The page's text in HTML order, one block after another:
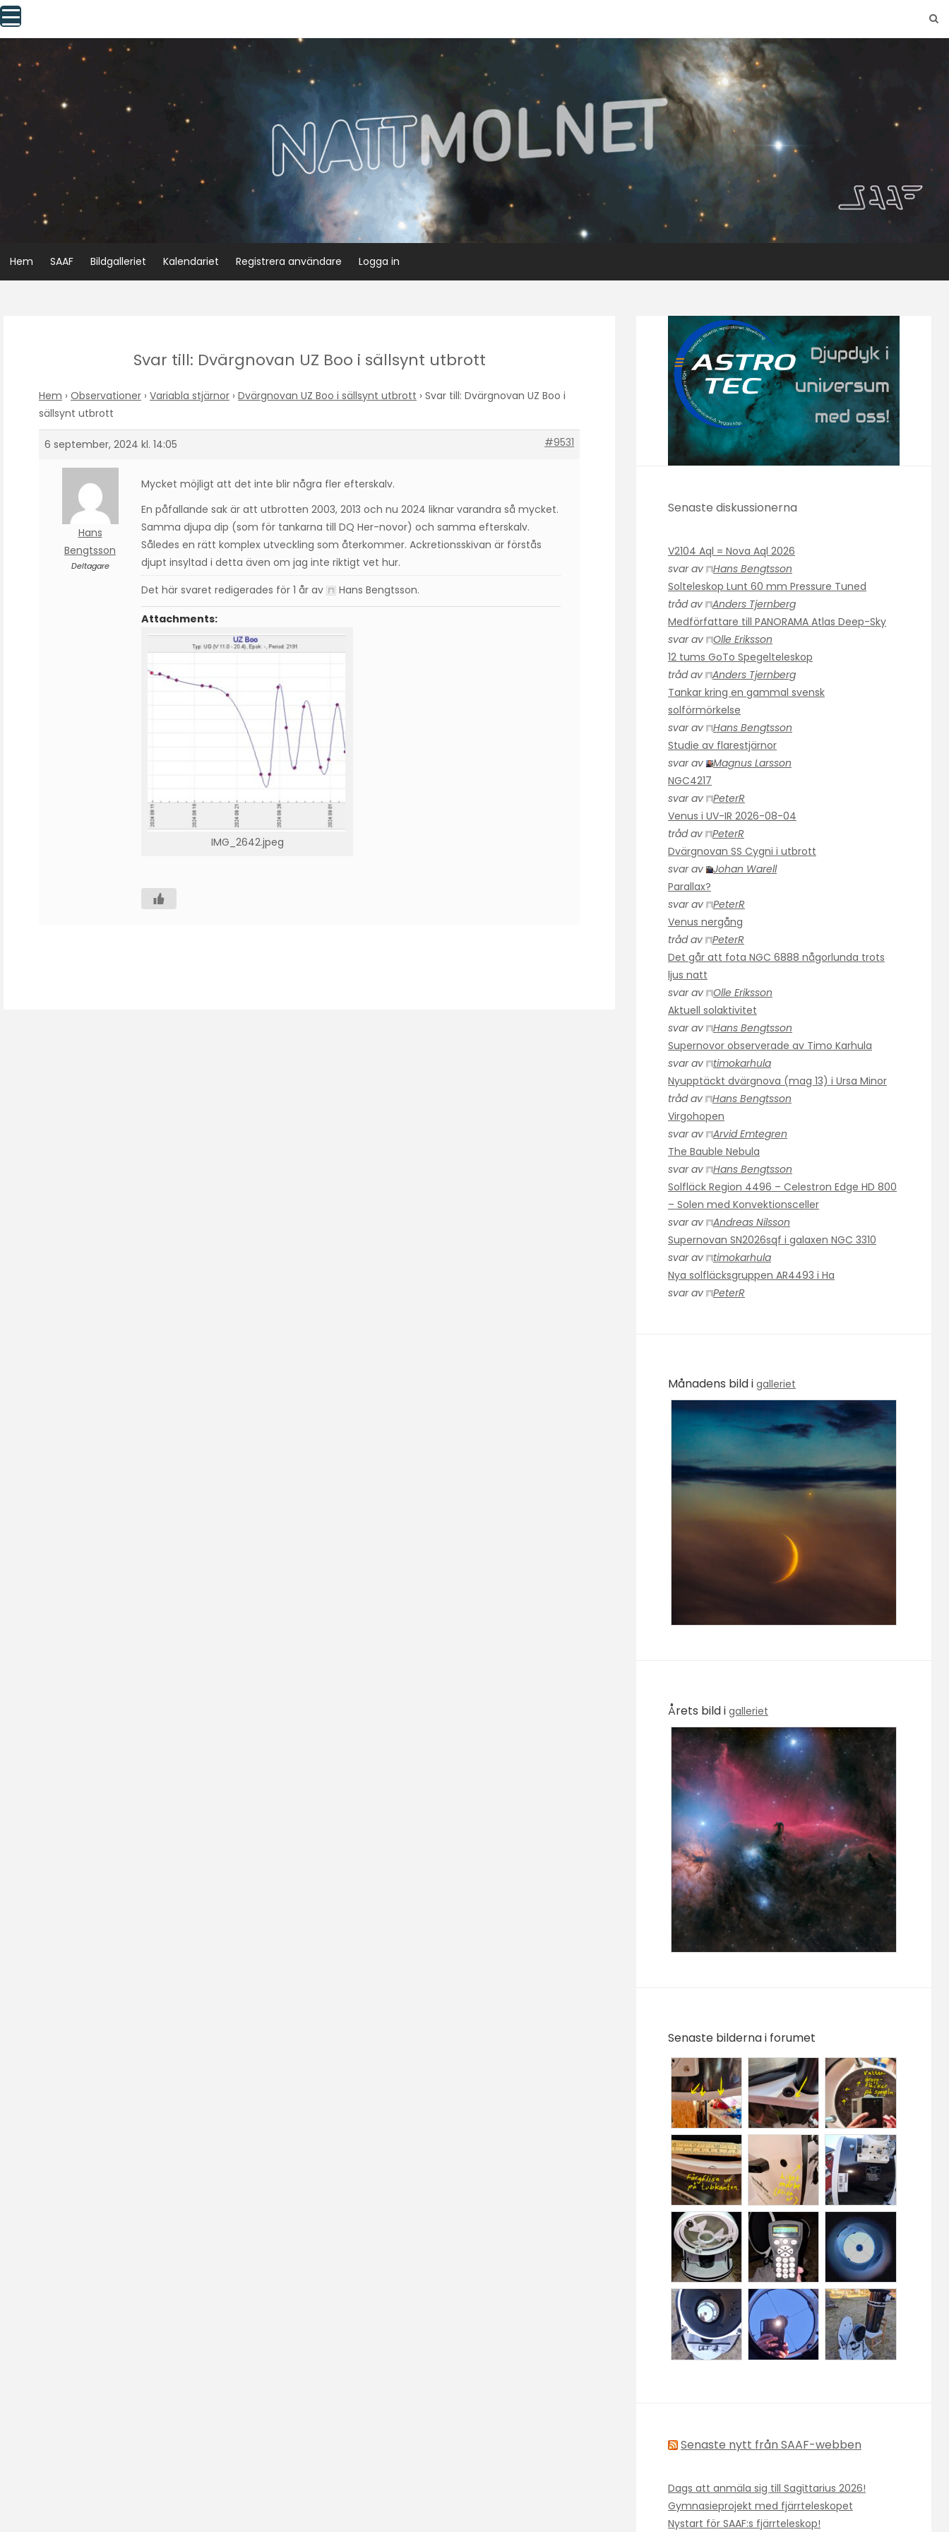
Skip
to
content
Hem SAAF Bildgalleriet Kalendariet Registrera användare Logga in
Svar till: Dvärgnovan UZ Boo i sällsynt utbrott
Hem › Observationer › Variabla stjärnor › Dvärgnovan UZ Boo i sällsynt utbrott › Svar till: Dvärgnovan UZ Boo i
sällsynt utbrott
6 september, 2024 kl. 14:05 #9531
Hans
Bengtsson
Deltagare
Mycket möjligt att det inte blir några fler efterskalv.
En påfallande sak är att utbrotten 2003, 2013 och nu 2024 liknar varandra så mycket.
Samma djupa dip (som för tankarna till DQ Her-novor) och samma efterskalv.
Således en rätt komplex utveckling som återkommer. Ackretionsskivan är förstås
djupt insyltad i detta även om jag inte riktigt vet hur.
Det här svaret redigerades för 1 år av
Hans Bengtsson.
Attachments:
IMG_2642.jpeg
Senaste diskussionerna
V2104 Aql = Nova Aql 2026
svar av
Hans Bengtsson
Solteleskop Lunt 60 mm Pressure Tuned
tråd av
Anders Tjernberg
Medförfattare till PANORAMA Atlas Deep-Sky
svar av
Olle Eriksson
12 tums GoTo Spegelteleskop
tråd av
Anders Tjernberg
Tankar kring en gammal svensk
solförmörkelse
svar av
Hans Bengtsson
Studie av flarestjärnor
svar av
Magnus Larsson
NGC4217
svar av
PeterR
Venus i UV-IR 2026-08-04
tråd av
PeterR
Dvärgnovan SS Cygni i utbrott
svar av
Johan Warell
Parallax?
svar av
PeterR
Venus nergång
tråd av
PeterR
Det går att fota NGC 6888 någorlunda trots
ljus natt
svar av
Olle Eriksson
Aktuell solaktivitet
svar av
Hans Bengtsson
Supernovor observerade av Timo Karhula
svar av
timokarhula
Nyupptäckt dvärgnova (mag 13) i Ursa Minor
tråd av
Hans Bengtsson
Virgohopen
svar av
Arvid Emtegren
The Bauble Nebula
svar av
Hans Bengtsson
Solfläck Region 4496 – Celestron Edge HD 800
– Solen med Konvektionsceller
svar av
Andreas Nilsson
Supernovan SN2026sqf i galaxen NGC 3310
svar av
timokarhula
Nya solfläcksgruppen AR4493 i Ha
svar av
PeterR
Månadens bild i galleriet
Årets bild i galleriet
Senaste bilderna i forumet
Senaste nytt från SAAF-webben
Dags att anmäla sig till Sagittarius 2026!
Gymnasieprojekt med fjärrteleskopet
Nystart för SAAF:s fjärrteleskop!